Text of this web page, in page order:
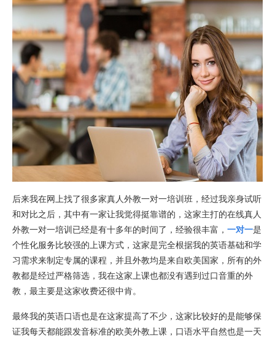
后来我在网上找了很多家真人外教一对一培训班，经过我亲身试听
和对比之后，其中有一家让我觉得挺靠谱的，这家主打的在线真人
外教一对一培训已经是有十多年的时间了，经验很丰富， 一对一是
个性化服务比较强的上课方式，这家是完全根据我的英语基础和学
习需求来制定专属的课程，并且外教均是来自欧美国家，所有的外
教都是经过严格筛选，我在这家上课也都没有遇到过口音重的外
教，最主要是这家收费还很中肯。
最终我的英语口语也是在这家提高了不少，这家比较好的是能够保
证我每天都能跟发音标准的欧美外教上课，口语水平自然也是一天